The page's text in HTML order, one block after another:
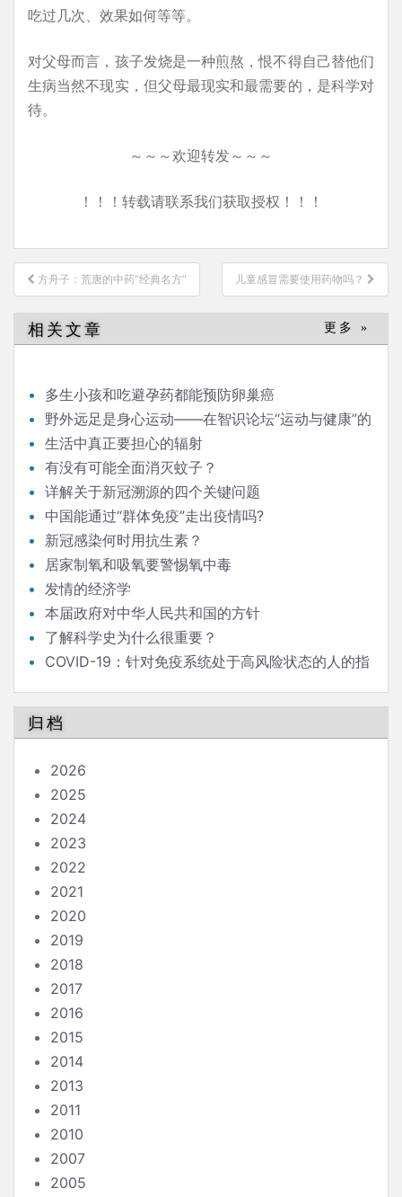
吃过几次、效果如何等等。
对父母而言，孩子发烧是一种煎熬，恨不得自己替他们
生病当然不现实，但父母最现实和最需要的，是科学对
待。
～～～欢迎转发～～～
！！！转载请联系我们获取授权！！！
文
章
导
航
方舟子：荒唐的中药“经典名方” 儿童感冒需要使用药物吗？
相关文章 更多 »
多生小孩和吃避孕药都能预防卵巢癌
野外远足是身心运动——在智识论坛“运动与健康”的
发言生活中真正要担心的辐射
有没有可能全面消灭蚊子？
详解关于新冠溯源的四个关键问题
中国能通过“群体免疫”走出疫情吗?
新冠感染何时用抗生素？
居家制氧和吸氧要警惕氧中毒
发情的经济学
本届政府对中华人民共和国的方针
了解科学史为什么很重要？
COVID-19：针对免疫系统处于高风险状态的人的指
归档
2026
2025
2024
2023
2022
2021
2020
2019
2018
2017
2016
2015
2014
2013
2011
2010
2007
2005